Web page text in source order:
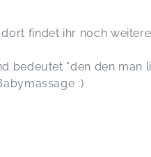
findet ihr noch
bedeutet "den den man
:)